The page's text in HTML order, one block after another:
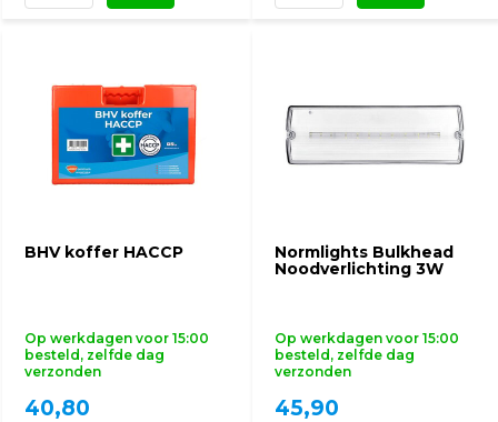
BHV koffer HACCP
Op werkdagen voor 15:00
besteld, zelfde dag
verzonden
40,80
Normlights Bulkhead
Noodverlichting 3W
Op werkdagen voor 15:00
besteld, zelfde dag
verzonden
45,90